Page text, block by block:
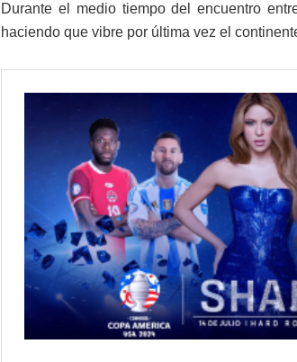
Durante el medio tiempo del encuentro
haciendo que vibre por última vez el